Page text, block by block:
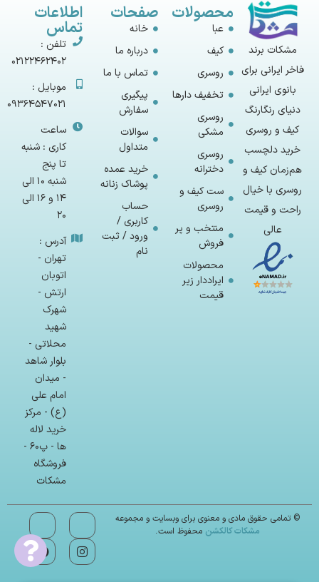
مشکات برند
فاخر ایرانی برای
بانوی ایرانی
دنیای رنگارنگ
کیف و روسری
خرید دلچسب
هم‌زمان کیف و
روسری با خیال
راحت و قیمت
عالی
محصولات
عبا
کیف
روسری
تخفیف دارها
روسری
مشکی
روسری
دخترانه
ست کیف و
روسری
منتخب و پر
فروش
محصولات
ایراددار زیر
قیمت
صفحات
خانه
درباره ما
تماس با ما
پیگیری
سفارش
سوالات
متداول
خرید عمده
پوشاک زنانه
حساب
کاربری /
ورود / ثبت
نام
اطلاعات
تماس
تلفن :
02122462402
موبایل :
09364547021
ساعت
کاری : شنبه
تا پنج
شنبه 10 الی
14 و 16 الی
20
آدرس :
تهران -
اتوبان
ارتش -
شهرک
شهید
محلاتی -
بلوار شاهد
- میدان
امام علی
(ع) - مرکز
خرید لاله
ها - پ۶۰ -
فروشگاه
مشکات
© تمامی حقوق مادی و معنوی برای وبسایت و مجموعه
مشکات کالکشن محفوظ است.